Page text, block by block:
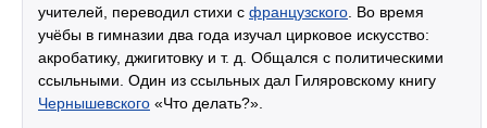
учителей, переводил стихи с французского . Во время
учёбы в гимназии два года изучал цирковое искусство:
акробатику, джигитовку и т. д. Общался с политическими
ссыльными. Один из ссыльных дал Гиляровскому книгу
Чернышевского «Что делать?».